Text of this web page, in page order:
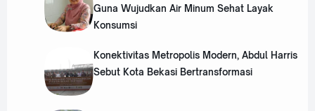
Guna Wujudkan Air Minum Sehat Layak
Konsumsi
Konektivitas Metropolis Modern, Abdul Harris
Sebut Kota Bekasi Bertransformasi